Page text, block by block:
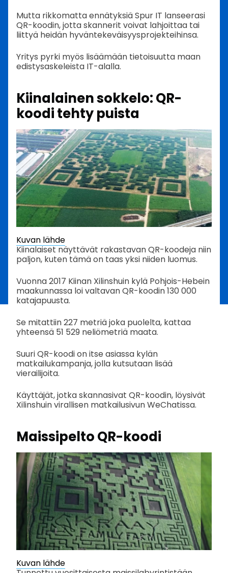
Mutta rikkomatta ennätyksiä Spur IT lanseerasi
QR-koodin, jotta skannerit voivat lahjoittaa tai
liittyä heidän hyväntekeväisyysprojekteihinsa.
Yritys pyrki myös lisäämään tietoisuutta maan
edistysaskeleista IT-alalla.
Kiinalainen sokkelo: QR-
koodi tehty puista
Kuvan lähde
Kiinalaiset näyttävät rakastavan QR-koodeja niin
paljon, kuten tämä on taas yksi niiden luomus.
Vuonna 2017 Kiinan Xilinshuin kylä Pohjois-Hebein
maakunnassa loi valtavan QR-koodin 130 000
katajapuusta.
Se mitattiin 227 metriä joka puolelta, kattaa
yhteensä 51 529 neliömetriä maata.
Suuri QR-koodi on itse asiassa kylän
matkailukampanja, jolla kutsutaan lisää
vierailijoita.
Käyttäjät, jotka skannasivat QR-koodin, löysivät
Xilinshuin virallisen matkailusivun WeChatissa.
Maissipelto QR-koodi
Kuvan lähde